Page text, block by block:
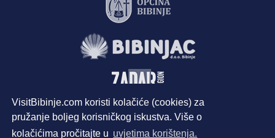
VisitBibinje.com koristi kolačiće (cookies) za
pružanje boljeg korisničkog iskustva. Više o
kolačićima pročitajte u uvjetima korištenja.